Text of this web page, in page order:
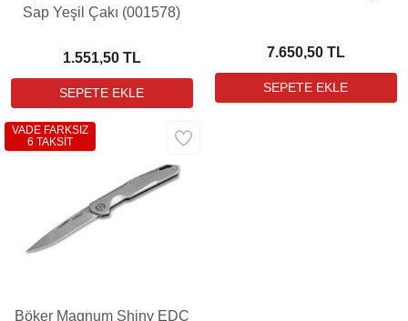
Sap Yeşil Çakı (001578)
1.551,50 TL 7.650,50 TL
Böker Magnum Shiny EDC
VADE FARKSIZ
6 TAKSİT